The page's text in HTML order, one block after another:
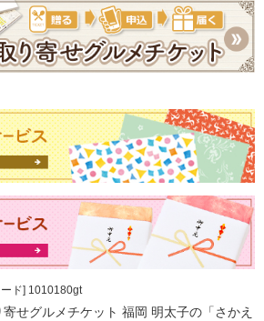
ード] 1010180gt
寄せグルメチケット 福岡 明太子の「さかえ